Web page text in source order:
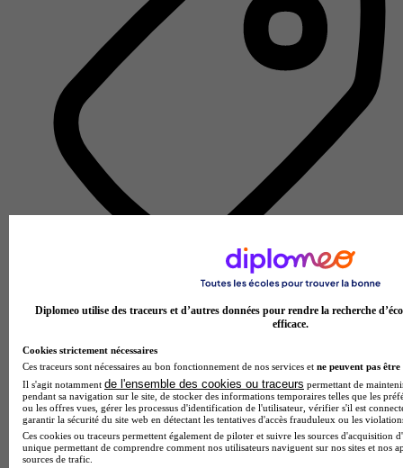
École de gestion et de commerce
Voir l’établissement
Diplomeo utilise des traceurs et d’autres données pour rendre la recherche
efficace.
Cookies strictement nécessaires
Ces traceurs sont nécessaires au bon fonctionnement de nos services et ne peuvent pas être
Il s'agit notamment de l'ensemble des cookies ou traceurs permettant de
pendant sa navigation sur le site, de stocker des informations temporaires telles que les
ou les offres vues, gérer les processus d'identification de l'utilisateur, vérifier s'il est
garantir la sécurité du site web en détectant les tentatives d'accès frauduleux ou les
Ces cookies ou traceurs permettent également de piloter et suivre les sources d'acquisition
unique permettant de comprendre comment nos utilisateurs naviguent sur nos sites et nos
sources de trafic.